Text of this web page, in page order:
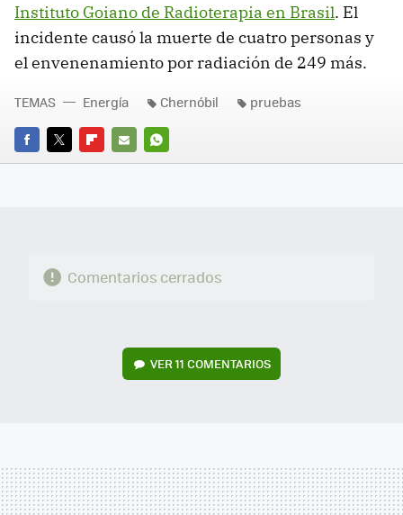
Instituto Goiano de Radioterapia en Brasil. El
incidente causó la muerte de cuatro personas y
el envenenamiento por radiación de 249 más.
FACEBOOK
TWITTERFLIPBOARD
E-
WHATSAPP
TEMAS Energía Chernóbil pruebas
Comentarios cerrados
VER11 COMENTARIOS